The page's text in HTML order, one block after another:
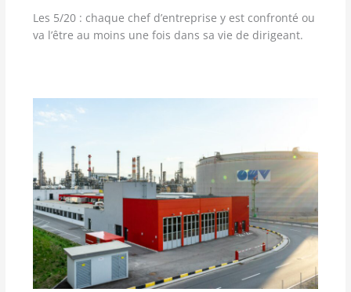
Les 5/20 : chaque chef d’entreprise y est confronté ou